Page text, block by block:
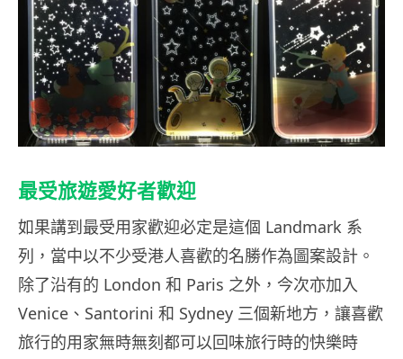
最受旅遊愛好者歡迎
如果講到最受用家歡迎必定是這個 Landmark 系
列，當中以不少受港人喜歡的名勝作為圖案設計。
除了沿有的 London 和 Paris 之外，今次亦加入
Venice、Santorini 和 Sydney 三個新地方，讓喜歡
旅行的用家無時無刻都可以回味旅行時的快樂時